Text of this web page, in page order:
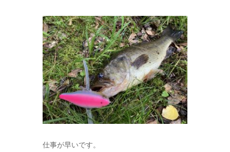
仕事が早いです。